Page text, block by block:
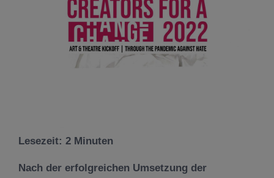
Lesezeit: 2 Minuten
Nach der erfolgreichen Umsetzung der